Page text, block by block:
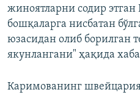
жиноятларни содир этган
бошқаларга нисбатан
юзасидан олиб борилган
якунлангани" ҳақида
Каримованинг